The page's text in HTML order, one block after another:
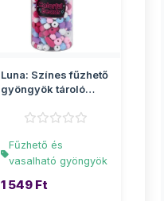
Luna: Színes fűzhető
gyöngyök tároló
Fűzhető és
vasalható gyöngyök
1 549 Ft